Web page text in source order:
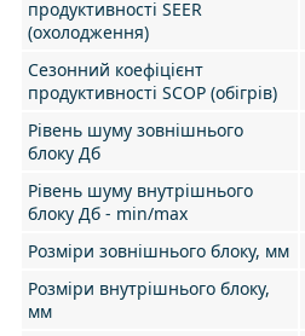
продуктивності SEER
(охолодження)
Сезонний коефіцієнт
продуктивності SCOP (обігрів)
Рівень шуму зовнішнього
блоку Дб
Рівень шуму внутрішнього
блоку Дб - min/max
Розміри зовнішнього блоку, мм
Розміри внутрішнього блоку,
мм